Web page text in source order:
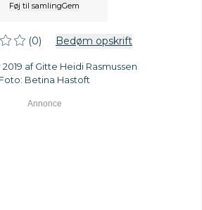
Føj til samlingGem
(0) Bedøm opskrift
af Gitte Heidi Rasmussen
Foto: Betina Hastoft